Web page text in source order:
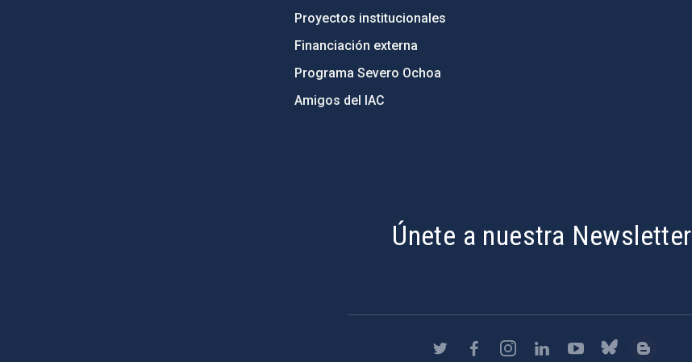
Proyectos institucionales
Financiación externa
Programa Severo Ochoa
Amigos del IAC
Únete a nuestra Newsletter